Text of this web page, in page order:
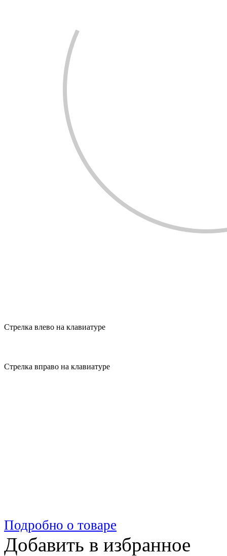
Стрелка влево на клавиатуре
Стрелка вправо на клавиатуре
Подробно о товаре
Добавить в избранное